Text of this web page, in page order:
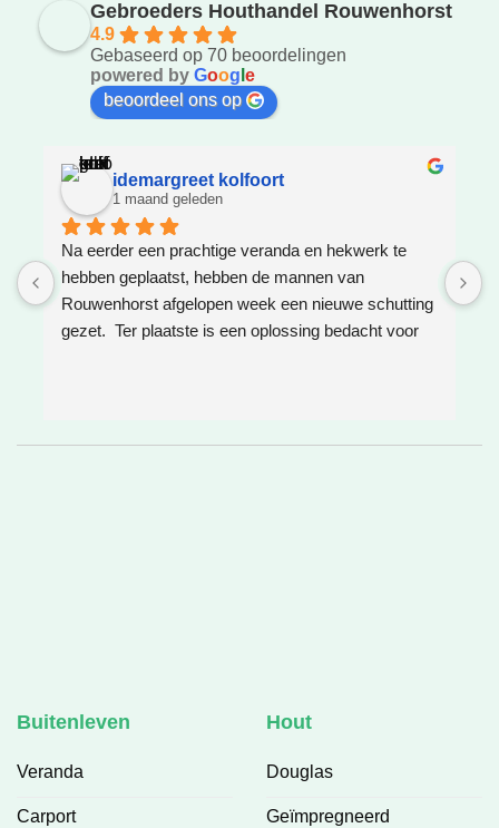
Gebroeders Houthandel Rouwenhorst
4.9
Gebaseerd op 70 beoordelingen
powered by Goog e
beoordeel ons op
idemargreet kolfoort
1 maand geleden
Na eerder een prachtige veranda en hekwerk te
hebben geplaatst, hebben de mannen van
Rouwenhorst afgelopen week een nieuwe schutting
gezet.  Ter plaatste is een oplossing bedacht voor
Buitenleven
Veranda
Carport
Hout
Douglas
Geïmpregneerd